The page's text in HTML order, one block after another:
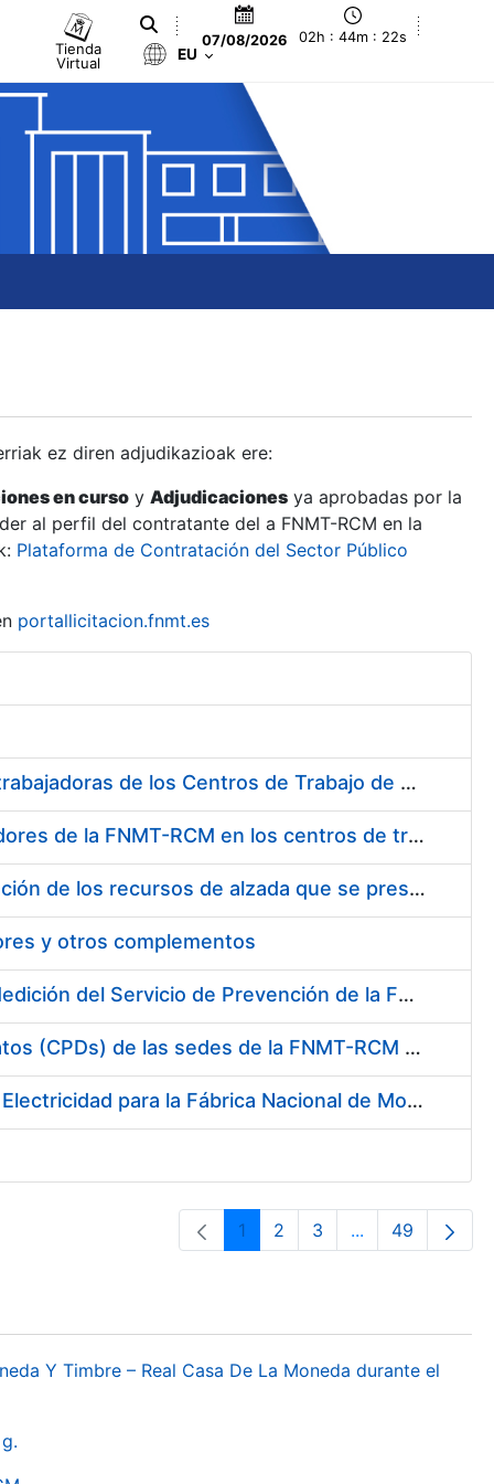
Tienda
Virtual
07/08/2026 02h : 44m : 23s
EU
ez diren adjudikazioak ere:
en curso y Adjudicaciones ya aprobadas por la
al perfil del contratante del a FNMT-RCM en la
Plataforma de Contratación del Sector Público
portallicitacion.fnmt.es
Suministro de Protectores Auditivos a medida para las personas trabajadoras de los Centros de Trabajo de Madrid y Burgos
Suministro de gafas graduadas antiproyecciones para los trabajadores de la FNMT-RCM en los centros de trabajo de Madrid y Burgos
Servicios de una empresa externa para el asesoramiento y resolución de los recursos de alzada que se presentan relacionados con procesos de selección para la FNMT-RCM
y otros complementos
Servicio de Calibración y Verificación Externa de los Equipos de Medición del Servicio de Prevención de la FNMT-RCM
Conexión mediante Fibra Óptica de los Centros de Proceso de Datos (CPDs) de las sedes de la FNMT-RCM de Burgos y Madrid
Contratación de acuerdo marco para el Suministro de Material de Electricidad para la Fábrica Nacional de Moneda y Timbre-Real Casa de la Moneda en su centro de trabajo de Burgos
Orrialdea
1 Orrialdea
2 Orrialdea
3 ...Intermediate
Orrialdea
49
Y Timbre – Real Casa De La Moneda durante el